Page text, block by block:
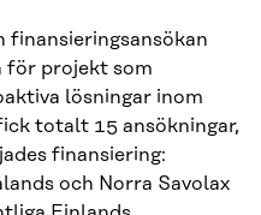
finansieringsansökan
för projekt som
lösningar inom
totalt 15 ansökningar,
finansiering:
och Norra Savolax